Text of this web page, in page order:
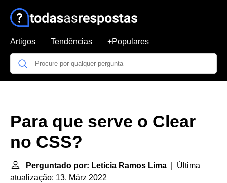
Artigos Tendências +Populares
Para que serve o Clear
no CSS?
Perguntado por: Letícia Ramos Lima | Última
atualização: 13. März 2022